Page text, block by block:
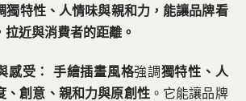
獨特性、人情味與親和力，能讓品牌看
近與消費者的距離。
感受： 手繪插畫風格強調獨特性、人
、創意、親和力與原創性。它能讓品牌